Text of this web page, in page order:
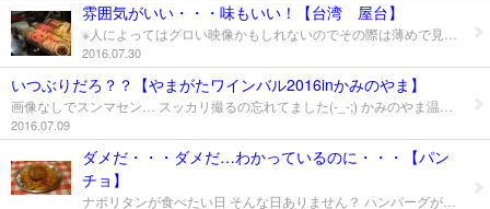
雰囲気がいい・・・味もいい！【台湾 屋台】
2016.07.30
いつぶりだろ？？【やまがたワインバル2016inかみのやま】
2016.07.09
ダメだ・・・ダメだ…わかっているのに・・・【パン
チョ】